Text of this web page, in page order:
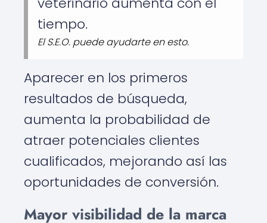
tiempo.
El S.E.O. puede ayudarte en esto.
Aparecer en los primeros
resultados de búsqueda,
aumenta la probabilidad de
atraer potenciales clientes
cualificados, mejorando así las
oportunidades de conversión.
Mayor visibilidad de la marca